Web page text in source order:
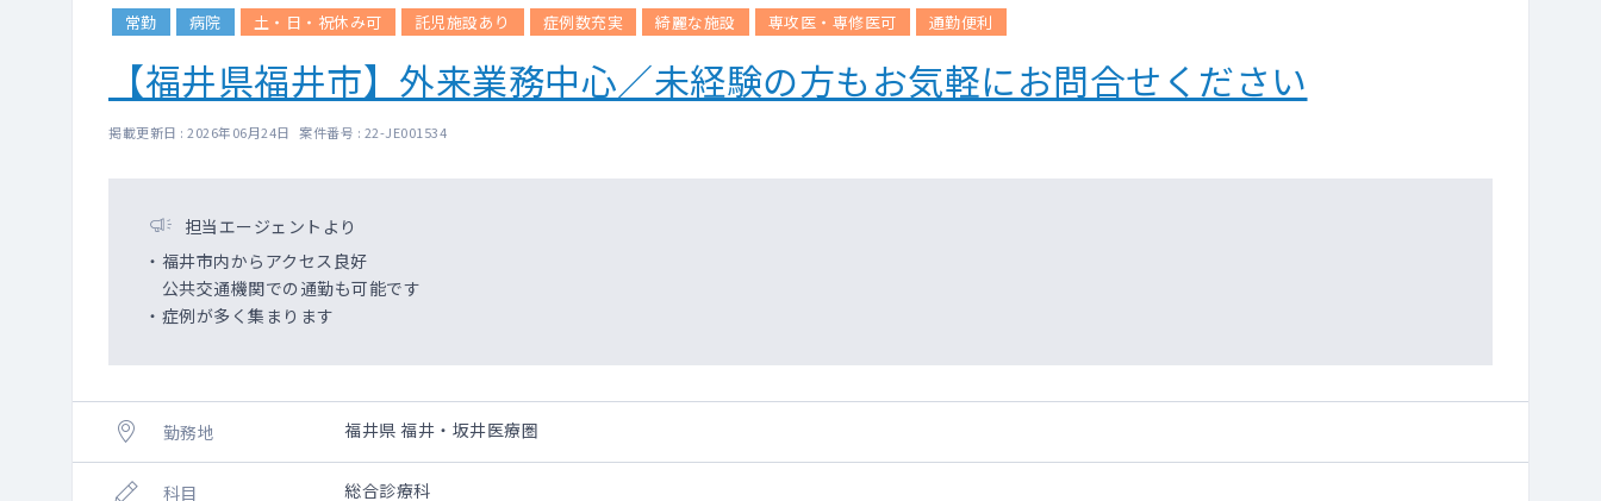
常勤 病院 土・日・祝休み可 託児施設あり 症例数充実 綺麗な施設 専攻医・専修医可 通勤便利
【福井県福井市】外来業務中心／未経験の方もお気軽にお問合せください
掲載更新日 : 2026年06月24日 案件番号 : 22-JE001534
担当エージェントより
・福井市内からアクセス良好
公共交通機関での通勤も可能です
・症例が多く集まります
勤務地 福井県 福井・坂井医療圏
科目 総合診療科